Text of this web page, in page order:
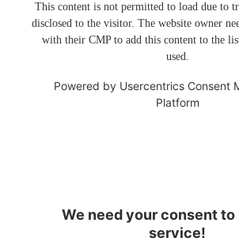
This content is not permitted to load due to
disclosed to the visitor. The website owner
with their CMP to add this content to the
used.
Powered by Usercentrics Consent
Platform
We need your consent to
service!